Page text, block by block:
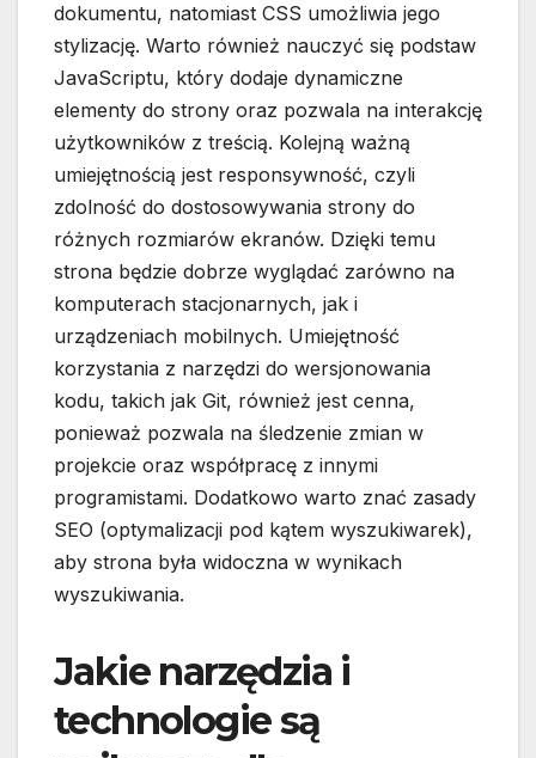
dokumentu, natomiast CSS umożliwia jego
stylizację. Warto również nauczyć się podstaw
JavaScriptu, który dodaje dynamiczne
elementy do strony oraz pozwala na interakcję
użytkowników z treścią. Kolejną ważną
umiejętnością jest responsywność, czyli
zdolność do dostosowywania strony do
różnych rozmiarów ekranów. Dzięki temu
strona będzie dobrze wyglądać zarówno na
komputerach stacjonarnych, jak i
urządzeniach mobilnych. Umiejętność
korzystania z narzędzi do wersjonowania
kodu, takich jak Git, również jest cenna,
ponieważ pozwala na śledzenie zmian w
projekcie oraz współpracę z innymi
programistami. Dodatkowo warto znać zasady
SEO (optymalizacji pod kątem wyszukiwarek),
aby strona była widoczna w wynikach
wyszukiwania.
Jakie narzędzia i
technologie są